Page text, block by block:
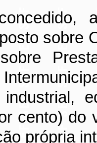
sobre
industrial,
cento) do
própria